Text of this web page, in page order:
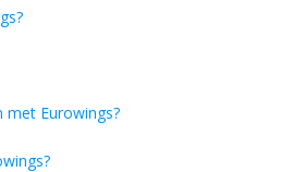
met Eurowings?